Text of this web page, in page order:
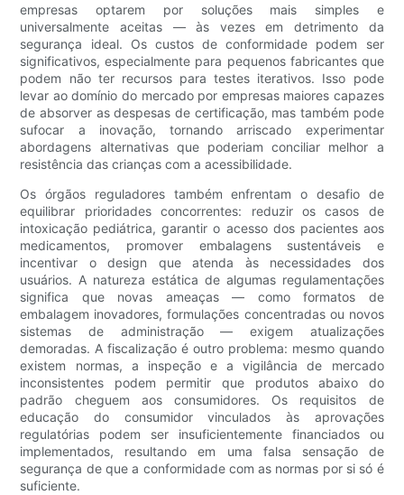
empresas optarem por soluções mais simples e
universalmente aceitas — às vezes em detrimento da
segurança ideal. Os custos de conformidade podem ser
significativos, especialmente para pequenos fabricantes que
podem não ter recursos para testes iterativos. Isso pode
levar ao domínio do mercado por empresas maiores capazes
de absorver as despesas de certificação, mas também pode
sufocar a inovação, tornando arriscado experimentar
abordagens alternativas que poderiam conciliar melhor a
resistência das crianças com a acessibilidade.
Os órgãos reguladores também enfrentam o desafio de
equilibrar prioridades concorrentes: reduzir os casos de
intoxicação pediátrica, garantir o acesso dos pacientes aos
medicamentos, promover embalagens sustentáveis ​​e
incentivar o design que atenda às necessidades dos
usuários. A natureza estática de algumas regulamentações
significa que novas ameaças — como formatos de
embalagem inovadores, formulações concentradas ou novos
sistemas de administração — exigem atualizações
demoradas. A fiscalização é outro problema: mesmo quando
existem normas, a inspeção e a vigilância de mercado
inconsistentes podem permitir que produtos abaixo do
padrão cheguem aos consumidores. Os requisitos de
educação do consumidor vinculados às aprovações
regulatórias podem ser insuficientemente financiados ou
implementados, resultando em uma falsa sensação de
segurança de que a conformidade com as normas por si só é
suficiente.